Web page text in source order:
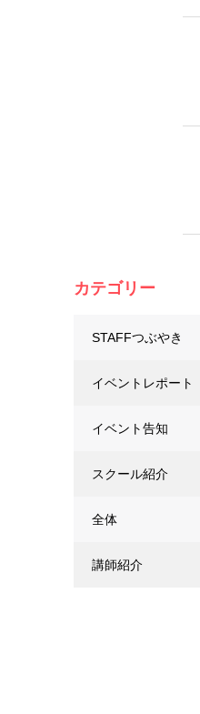
カテゴリー
STAFFつぶやき
イベントレポート
イベント告知
スクール紹介
全体
講師紹介